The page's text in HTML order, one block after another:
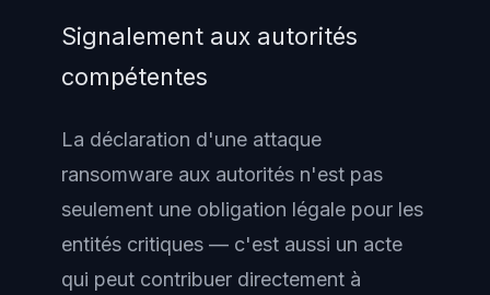
Signalement aux autorités
compétentes
La déclaration d'une attaque
ransomware aux autorités n'est pas
seulement une obligation légale pour les
entités critiques — c'est aussi un acte
qui peut contribuer directement à